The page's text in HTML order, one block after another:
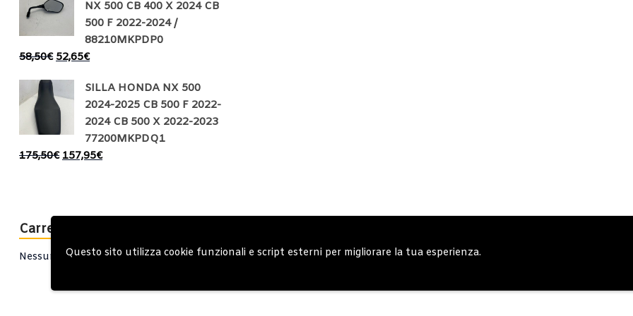
Questo sito utilizza cookie funzionali e script esterni per migliorare la tua esperienza.
NX 500 CB 400 X 2024 CB
500 F 2022-2024 /
88210MKPDP0
58,50€ 52,65€
SILLA HONDA NX 500
2024-2025 CB 500 F 2022-
2024 CB 500 X 2022-2023
77200MKPDQ1
175,50€ 157,95€
Carrello
Nessun prodotto nel carrello.